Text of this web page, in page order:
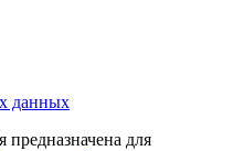
данных
для